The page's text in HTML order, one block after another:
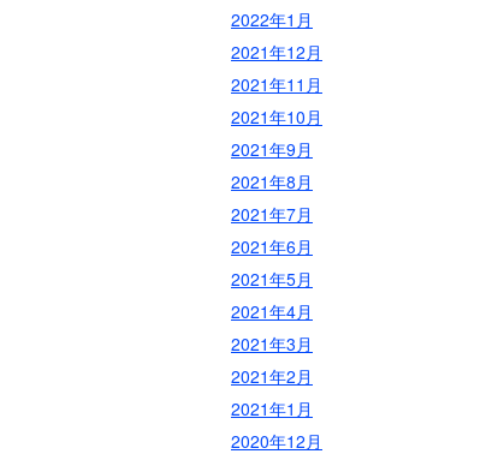
2022年1月
2021年12月
2021年11月
2021年10月
2021年9月
2021年8月
2021年7月
2021年6月
2021年5月
2021年4月
2021年3月
2021年2月
2021年1月
2020年12月